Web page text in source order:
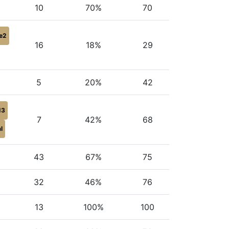
10 70% 70
16 18% 29
5 20% 42
7 42% 68
43 67% 75
32 46% 76
13 100% 100